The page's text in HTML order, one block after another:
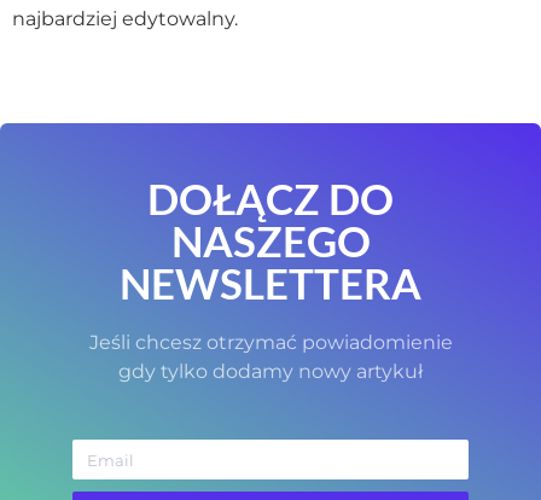
najbardziej edytowalny.
DOŁĄCZ DO
NASZEGO
NEWSLETTERA
Jeśli chcesz otrzymać powiadomienie
gdy tylko dodamy nowy artykuł